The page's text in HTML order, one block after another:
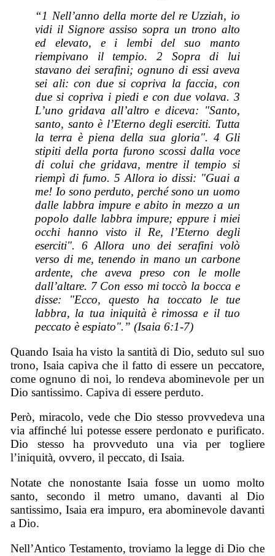
“1 Nell’anno della morte del re Uzziah, io
vidi il Signore assiso sopra un trono alto
ed elevato, e i lembi del suo manto
riempivano il tempio. 2 Sopra di lui
stavano dei serafini; ognuno di essiaveva
sei ali: con due si copriva la faccia, con
due si copriva i piedi e con due volava. 3
L’uno gridava all’altro e diceva: "Santo,
santo, santoè l’Eterno degli eserciti. Tutta
la terraè piena della sua gloria". 4 Gli
stipiti della porta furono scossi dalla voce
di colui che gridava, mentre il tempio si
riempì di fumo. 5 Allora io dissi: "Guai a
me! Io sono perduto, perchésono un uomo
dalle labbra impure e abito in mezzo a un
popolo dalle labbra impure; eppure i miei
occhi hanno visto il Re, l’Eterno degli
eserciti". 6 Allora uno dei serafini volò
verso di me, tenendo in mano un carbone
ardente,che aveva preso con le molle
dall’altare. 7 Con esso mi toccò la bocca e
disse: "Ecco, questo ha toccato le tue
labbra, la tua iniquità è rimossa e il tuo
peccato è espiato".” (Isaia 6:1-7)
Quando Isaia ha visto la santità di Dio, seduto sul suo
trono, Isaia capiva che il fatto di essere un peccatore,
come ognuno di noi, lo rendeva abominevole per un
Dio santissimo. Capiva di essere perduto.
Però, miracolo, vede che Dio stesso provvedeva una
via affinché lui potesse essere perdonato e purificato.
Dio stesso ha provveduto una via per togliere
l’iniquità, ovvero, il peccato, di Isaia.
Notate che nonostante Isaia fosse un uomo molto
santo, secondo il metro umano, davanti al Dio
santissimo, Isaia era impuro, era abominevole davanti
a Dio.
Nell’Antico Testamento, troviamo la legge di Dio che